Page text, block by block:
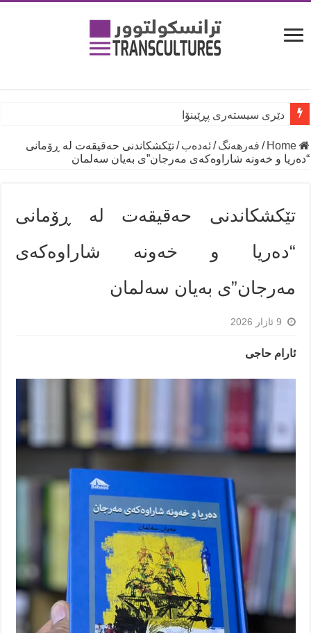
دێری سیستەری پڕێبنۆا
Home
/ فه‌رهه‌نگ /ئەدەب /تێکشکاندنی حەقیقەت لە ڕۆمانی
“دەریا و خەونە شاراوەکەی مەرجان”ی بەیان سەلمان
تێکشکاندنی حەقیقەت لە ڕۆمانی
“دەریا و خەونە شاراوەکەی
مەرجان”ی بەیان سەلمان
9 ئازار 2026
ئارام حاجی